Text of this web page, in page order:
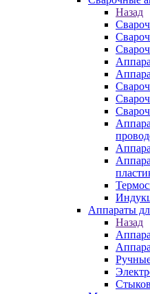
Назад
Аппараты
Назад